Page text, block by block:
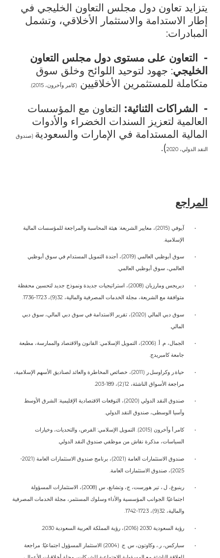
يتزايد تعاون دول مجلس التعاون الخليجي في
إطار الاستدامة والاستثمار الأخلاقي، وتشمل
المبادرات:
- التعاون على مستوى دول مجلس التعاون
الخليجي: جهود لتوحيد اللوائح وخلق سوق
متكاملة للمستثمرين الأخلاقيين
(كامر وآخرون، 2015).
- الشراكات الثنائية: التعاون مع المؤسسات
العالمية لتعزيز السندات الخضراء والأدوات
المالية المستدامة في الإمارات والسعودية (صندوق
النقد الدولي، 2020 ).
المراجع
•
آيوفي (2015)، معايير الشريعة: هيئة المحاسبة والمراجعة للمؤسسات المالية
الإسلامية.
•
سوق أبوظبي العالمي (2019)، أجندة التمويل المستدام في سوق أبوظبي
العالمي، سوق أبوظبي العالمي.
•
ديريجس ومارزبان (2008)، استراتيجيات جديدة ونموذج جديد لتحسين محفظة
متوافقة مع الشريعة، مجلة الخدمات المصرفية والمالية، 32(9)، 1723-1736.
•
سوق دبي المالي (2020)، تقرير الاستدامة في سوق دبي المالي، سوق دبي
المالي.
•
الجمال، م. أ. (2006)، التمويل الإسلامي: القانون والاقتصاد والممارسة، مطبعة
جامعة كامبريدج.
•
حياة.ر وكراوسل.ر (2011)، خصائص المخاطرة والعائد لصناديق الأسهم الإسلامية،
مراجعة الأسواق الناشئة، 12(2)، 189-203.
•
صندوق النقد الدولي (2020)، التوقعات الاقتصادية الإقليمية: الشرق الأوسط
وآسيا الوسطى، صندوق النقد الدولي.
•
كامر.أ وآخرون (2015). التمويل الإسلامي: الفرص، والتحديات، وخيارات
السياسات، مذكرة نقاش من موظفي صندوق النقد الدولي.
•
صندوق الاستثمارات العامة (2021)، برنامج صندوق الاستثمارات العامة (2021-
2025)، صندوق الاستثمارات العامة.
•
رينبوغ، ل.، تير هورست، ج، وتشانغ، س (2008)، الاستثمارات المسؤولة
اجتماعيًا: الجوانب المؤسسية والأداء وسلوك المستثمر، مجلة الخدمات المصرفية
والمالية، 32(9)، 1723-1742.
• رؤية السعودية 2030 (2016)، رؤية المملكة العربية السعودية 2030.
•
سباركس، ر.، وكاوتون، س. ج. (2004) الاستثمار المسؤول اجتماعيًا: مراجعة